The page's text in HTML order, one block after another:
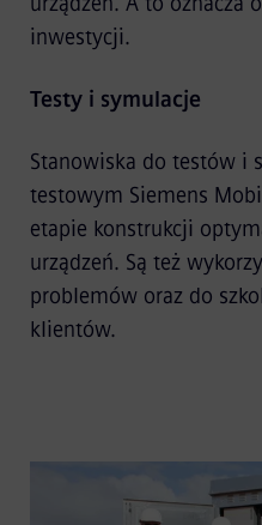
inwestycji.
Testy i symulacje
Stanowiska do testów i
testowym Siemens
etapie konstrukcji
urządzeń. Są też
problemów oraz do
klientów.